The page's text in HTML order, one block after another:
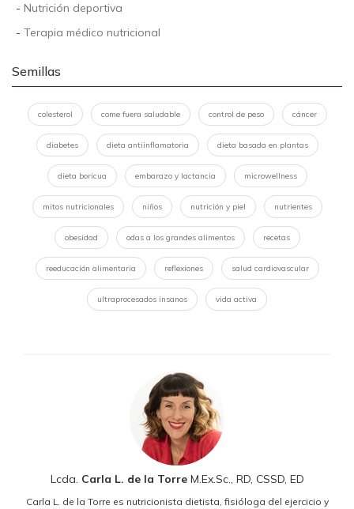
- Nutrición deportiva
- Terapia médico nutricional
Semillas
colesterol come fuera saludable control de peso cáncer
diabetes dieta antiinflamatoria dieta basada en plantas
dieta boricua embarazo y lactancia microwellness
mitos nutricionales niños nutrición y piel nutrientes
obesidad odas a los grandes alimentos recetas
reeducación alimentaria reflexiones salud cardiovascular
ultraprocesados insanos vida activa
Lcda. Carla L. de la TorreM.Ex.Sc., RD, CSSD, ED
Carla L. de la Torre es nutricionista dietista, fisióloga del ejercicio y